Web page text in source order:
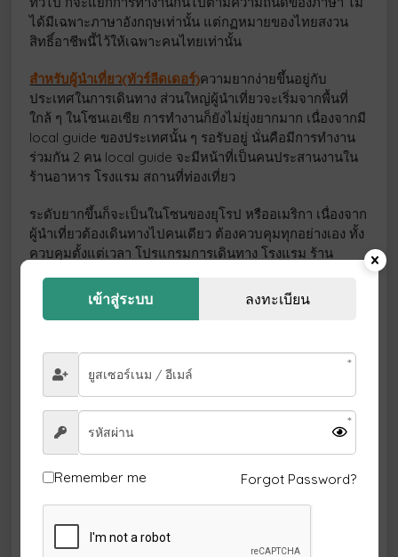
ได้มีเฉพาะภาษาอังกฤษเท่านั้น แต่กฏหมายของไทยสงวน
สิทธิ์อาชีพนี้ไว้ให้เฉพาะคนไทยเท่านั้น
สำหรับผู้นำเที่ยว(ทัวร์ลีดเดอร์)ความยากง่ายขึ้นอยู่กับ
ประเทศในการเดินทาง ส่วนใหญ่ผู้นำเที่ยวจะเริ่มจากพื้นที่
ใกล้ ๆ ในโซนเอเซีย การทำงานก็ยังไม่ยุ่งยากมาก เนื่องจากมี
local guide ของประเทศนั้น ๆ รอรับอยู่ นั่นคือมีการทำงาน
ร่วมกัน 2 คน local guide จะมีหน้าที่เป็นคนประสานงานใน
ร้านอาหาร โรงแรม สถานที่ท่องเที่ยว
ระดับยากขึ้นก็จะเป็นในโซนของยุโรป หรืออเมริกา เนื่องจาก
ผู้นำเที่ยวต้องเดินทางไปคนเดียว ต้องควบคุมทุกอย่างเอง ทั้ง
ควบคุมตั้งแต่เวลา โปรแกรมการเดินทาง โรงแรม ร้าน
พระราชวังหรือพิพิธภัณฑ์ ที่หลายๆ ประเทศจะบังคับให้ไกด์
ท้องถิ่น(local guide) หรือไกด์ที่ได้ใบอนุญาตเฉพาะเท่านั้น
คนไทยเพิ่ม
ประเทศด้วย เพราะฉะนั้นก็ยังสามารถรับงานทำทัวร์ใน
ประเทศได้อีกด้วย สรุปโดยรวมแล้ว
คุณสมบัติในการขึ้นทะเบียน ดังนี้
สำเนาวุฒิบัตรหรือหนังสือรับรองว่าได้ผ่านการฝึกอบรม
หลักสูตรผู้นำเที่ยวที่คณะกรรมการกำหนด และวุฒิการ
เข้าสู่ระบบ ลงทะเบียน
Remember me Forgot Password?